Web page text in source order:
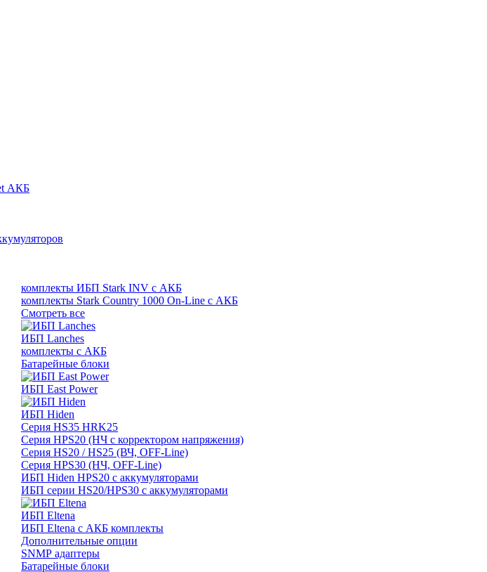
АКБ
комплекты ИБП Stark INV с АКБ
комплекты Stark Country 1000 On-Line с АКБ
Смотреть все
ИБП Lanches
комплекты с АКБ
Батарейные блоки
ИБП East Power
ИБП Hiden
Серия HS35 HRK25
Серия HPS20 (НЧ с корректором напряжения)
Серия HS20 / HS25 (ВЧ, OFF-Line)
Серия HPS30 (НЧ, OFF-Line)
ИБП Hiden HPS20 с аккумуляторами
ИБП серии HS20/HPS30 с аккумуляторами
ИБП Eltena
ИБП Eltena с АКБ комплекты
Дополнительные опции
SNMP адаптеры
Батарейные блоки